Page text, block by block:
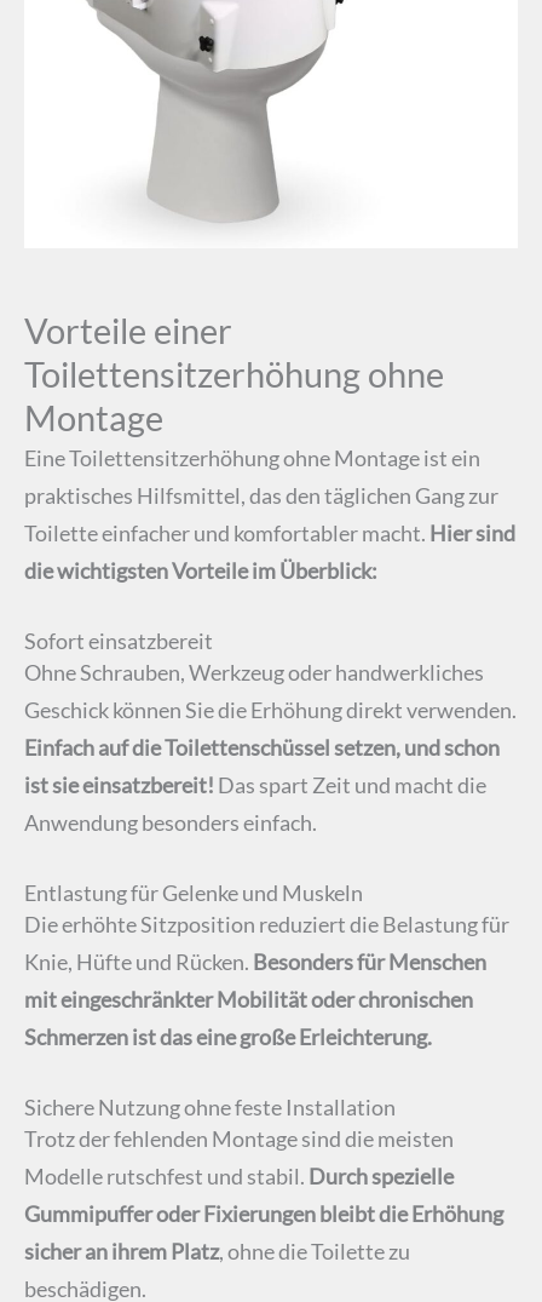
Vorteile einer
Toilettensitzerhöhung ohne
Montage
Eine Toilettensitzerhöhung ohne Montage ist ein
praktisches Hilfsmittel, das den täglichen Gang zur
Toilette einfacher und komfortabler macht. Hier sind
die wichtigsten Vorteile im Überblick:
Sofort einsatzbereit
Ohne Schrauben, Werkzeug oder handwerkliches
Geschick können Sie die Erhöhung direkt verwenden.
Einfach auf die Toilettenschüssel setzen, und schon
ist sie einsatzbereit! Das spart Zeit und macht die
Anwendung besonders einfach.
Entlastung für Gelenke und Muskeln
Die erhöhte Sitzposition reduziert die Belastung für
Knie, Hüfte und Rücken. Besonders für Menschen
mit eingeschränkter Mobilität oder chronischen
Schmerzen ist das eine große Erleichterung.
Sichere Nutzung ohne feste Installation
Trotz der fehlenden Montage sind die meisten
Modelle rutschfest und stabil. Durch spezielle
Gummipuffer oder Fixierungen bleibt die Erhöhung
sicher an ihrem Platz, ohne die Toilette zu
beschädigen.